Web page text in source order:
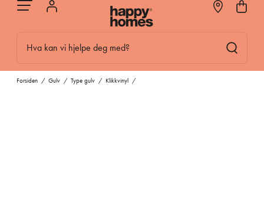
Hva kan vi hjelpe deg med?
Forsiden / Gulv / Type gulv / Klikkvinyl /